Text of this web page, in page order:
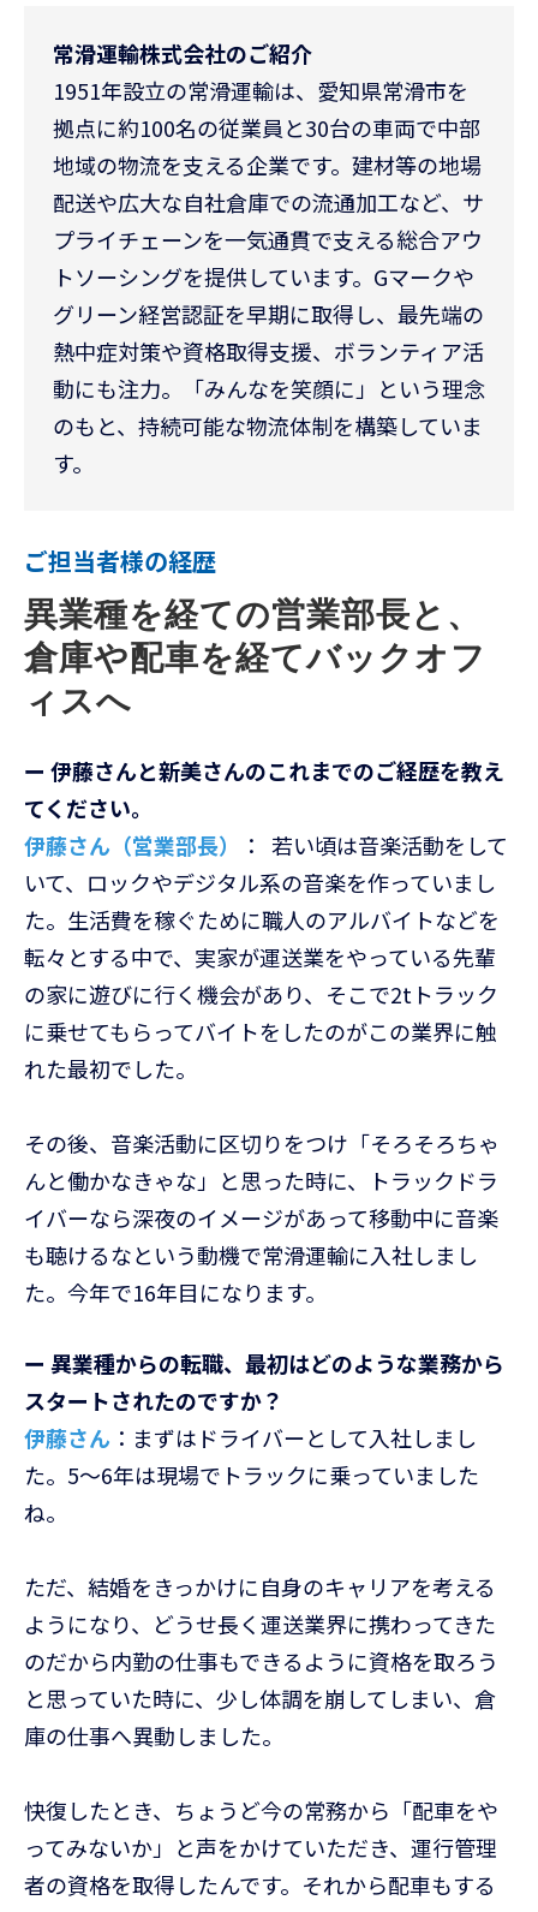
常滑運輸株式会社のご紹介
1951年設立の常滑運輸は、愛知県常滑市を
拠点に約100名の従業員と30台の車両で中部
地域の物流を支える企業です。建材等の地場
配送や広大な自社倉庫での流通加工など、サ
プライチェーンを一気通貫で支える総合アウ
トソーシングを提供しています。Gマークや
グリーン経営認証を早期に取得し、最先端の
熱中症対策や資格取得支援、ボランティア活
動にも注力。「みんなを笑顔に」という理念
のもと、持続可能な物流体制を構築していま
す。
ご担当者様の経歴
異業種を経ての営業部長と、
倉庫や配車を経てバックオフ
ィスへ
ー 伊藤さんと新美さんのこれまでのご経歴を教え
てください。
伊藤さん（営業部長）
： 若い頃は音楽活動をして
いて、ロックやデジタル系の音楽を作っていまし
た。生活費を稼ぐために職人のアルバイトなどを
転々とする中で、実家が運送業をやっている先輩
の家に遊びに行く機会があり、そこで2tトラック
に乗せてもらってバイトをしたのがこの業界に触
れた最初でした。
その後、音楽活動に区切りをつけ「そろそろちゃ
んと働かなきゃな」と思った時に、トラックドラ
イバーなら深夜のイメージがあって移動中に音楽
も聴けるなという動機で常滑運輸に入社しまし
た。今年で16年目になります。
ー 異業種からの転職、最初はどのような業務から
スタートされたのですか？
伊藤さん ：まずはドライバーとして入社しまし
た。5〜6年は現場でトラックに乗っていました
ね。
ただ、結婚をきっかけに自身のキャリアを考える
ようになり、どうせ長く運送業界に携わってきた
のだから内勤の仕事もできるように資格を取ろう
と思っていた時に、少し体調を崩してしまい、倉
庫の仕事へ異動しました。
快復したとき、ちょうど今の常務から「配車をや
ってみないか」と声をかけていただき、運行管理
者の資格を取得したんです。それから配車もする